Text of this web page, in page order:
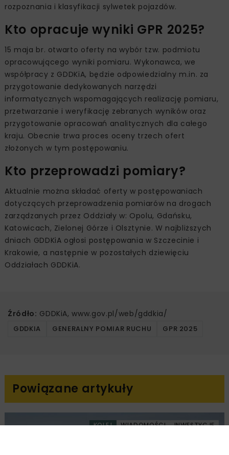
rozpoznania i klasyfikacji sylwetek pojazdów.
Kto opracuje wyniki GPR 2025?
15 maja br. otwarto oferty na wybór tzw. podmiotu
opracowującego wyniki pomiaru. Wykonawca, we
współpracy z GDDKiA, będzie odpowiedzialny m.in. za
przygotowanie dedykowanych narzędzi
informatycznych wspomagających realizację pomiaru,
przetwarzanie i weryfikację zebranych wyników oraz
przygotowanie opracowań analitycznych dla całego
kraju. Obecnie trwa proces oceny trzech ofert
złożonych w tym postępowaniu.
Kto przeprowadzi pomiary?
Aktualnie można składać oferty w postępowaniach
dotyczących przeprowadzenia pomiarów na drogach
zarządzanych przez Oddziały w: Opolu, Gdańsku,
Katowicach, Zielonej Górze i Olsztynie. W najbliższych
dniach GDDKiA ogłosi postępowania w Szczecinie i
Krakowie, a następnie w pozostałych dziewięciu
Oddziałach GDDKiA.
Źródło: GDDKiA, www.gov.pl/web/gddkia/
GDDKIA GENERALNY POMIAR RUCHU GPR 2025
Powiązane artykuły
KOLEJ WIADOMOŚCI INWESTYCJE